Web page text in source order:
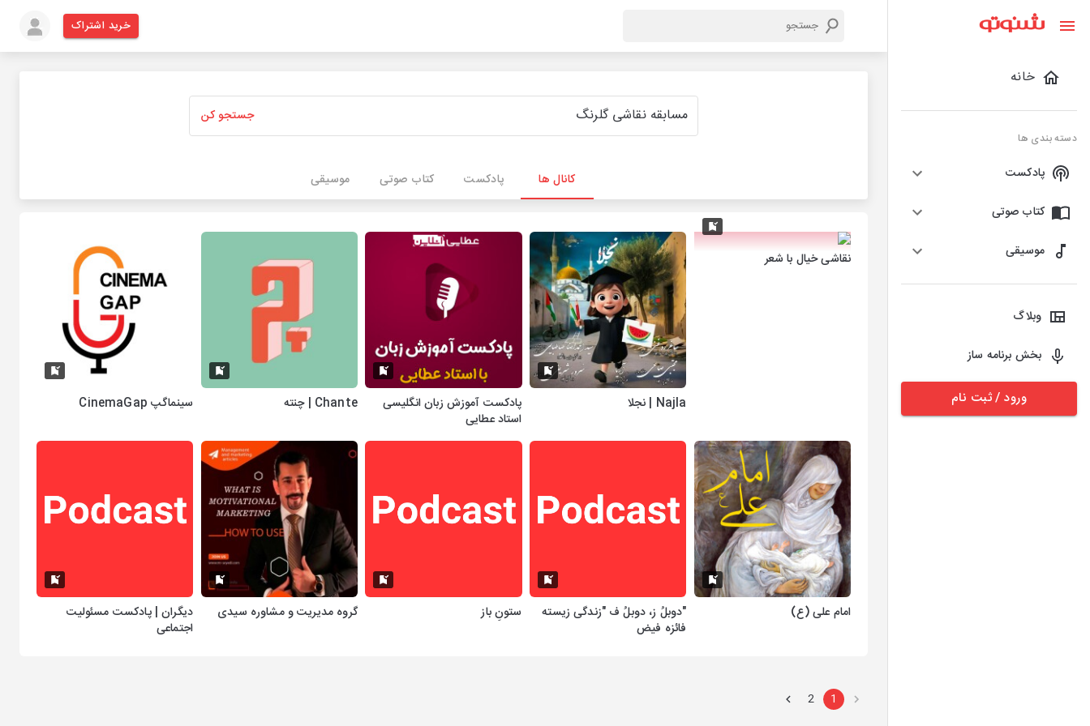
خانه
دسته بندی ها
پادکست
کتاب صوتی
موسیقی
وبلاگ
بخش برنامه ساز
ورود / ثبت نام
خرید اشتراک
جستجو کن
کانال ها پادکست کتاب صوتی موسیقی
نقاشی خیال با شعر
Najla | نجلا
پادکست آموزش زبان انگلیسی
استاد عطایی
Chante | چنته سینماگپ CinemaGap
امام علی (ع)
"دوبلُ ز، دوبلُ ف "زندگی زیسته
فائزه فیض
ستونِ باز گروه مدیریت و مشاوره سیدی
دیگران | پادکست مسئولیت
اجتماعی
1
2